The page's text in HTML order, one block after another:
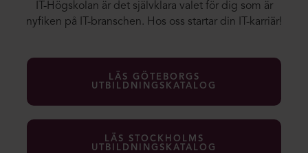
IT-Högskolan är det självklara valet för dig som är
nyfiken på IT-branschen. Hos oss startar din IT-karriär!
LÄS GÖTEBORGS
UTBILDNINGSKATALOG
LÄS STOCKHOLMS
UTBILDNINGSKATALOG